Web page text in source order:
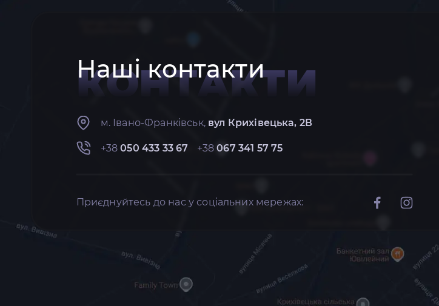
Наші контакти
КОНТАКТИ
м. Івано-Франківськ, вул Крихівецька, 2В
+38050 433 33 67 +38067 341 57 75
Приєднуйтесь до нас у соціальних мережах: